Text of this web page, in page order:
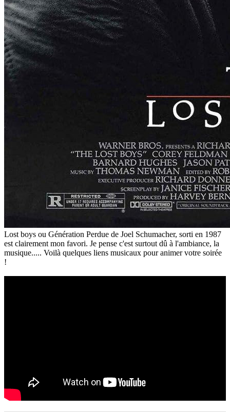
Lost boys ou Génération Perdue de Joel Schumacher, sorti en 1987
est clairement mon favori. Je pense c'est surtout dû à l'ambiance, la
musique..... Voilà quelques liens musicaux pour animer votre soirée
!